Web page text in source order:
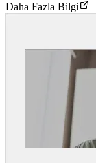
Daha Fazla Bilgi